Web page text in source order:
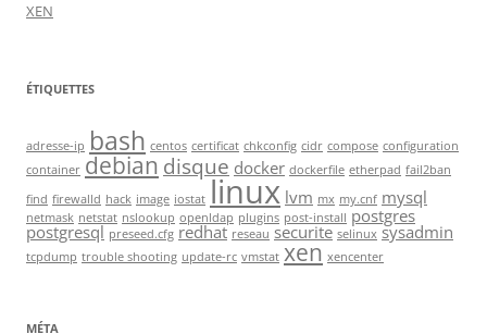
XEN
ÉTIQUETTES
adresse-ip bash centos certificat chkconfig cidr compose configuration
container debian disque docker dockerfile etherpad fail2ban
find firewalld hack image iostat linux lvm mx my.cnf mysql
netmask netstat nslookup openldap plugins post-install postgres
postgresql preseed.cfg redhat reseau securite selinux sysadmin
tcpdump trouble shooting update-rc vmstat xen xencenter
MÉTA